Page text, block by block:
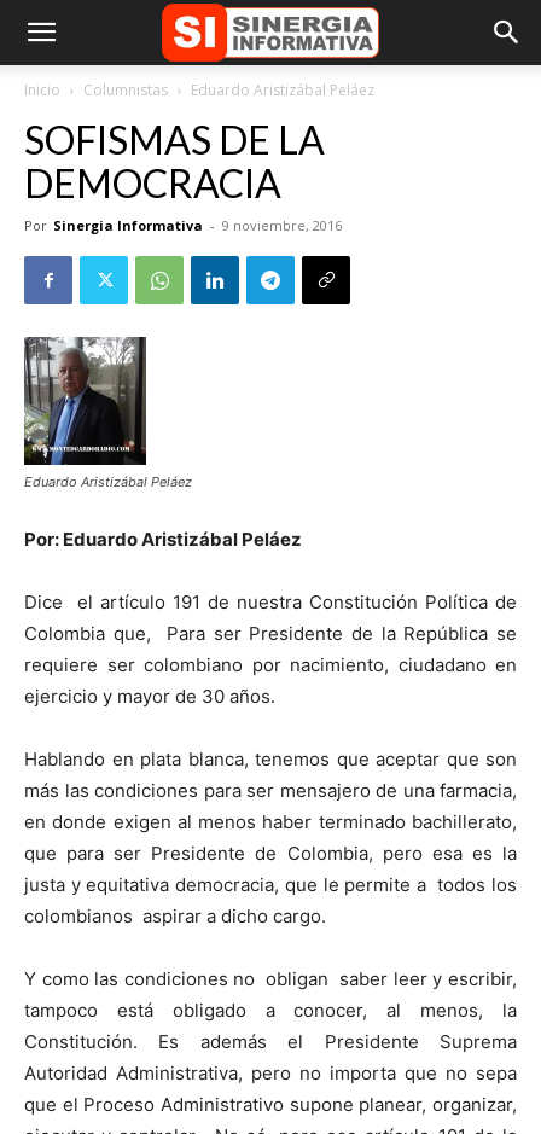
Inicio Columnistas Eduardo Aristizábal Peláez
SOFISMAS DE LA
DEMOCRACIA
Por Sinergia Informativa - 9 noviembre, 2016
Eduardo Aristizábal Peláez
Por: Eduardo Aristizábal Peláez
Dice el artículo 191 de nuestra Constitución Política de
Colombia que, Para ser Presidente de la República se
requiere ser colombiano por nacimiento, ciudadano en
ejercicio y mayor de 30 años.
Hablando en plata blanca, tenemos que aceptar que son
más las condiciones para ser mensajero de una farmacia,
en donde exigen al menos haber terminado bachillerato,
que para ser Presidente de Colombia, pero esa es la
justa y equitativa democracia, que le permite a todos los
colombianos aspirar a dicho cargo.
Y como las condiciones no obligan saber leer y escribir,
tampoco está obligado a conocer, al menos, la
Constitución. Es además el Presidente Suprema
Autoridad Administrativa, pero no importa que no sepa
que el Proceso Administrativo supone planear, organizar,